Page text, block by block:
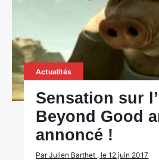
Actualités
Sensation sur
Beyond Good
annoncé !
Par Julien Barthet , le 12 juin 2017